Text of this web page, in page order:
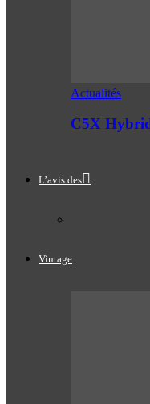
Actualités
C5X
L’avis des
Vintage